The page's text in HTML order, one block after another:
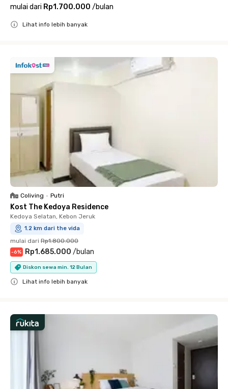
mulai dari Rp1.700.000 /bulan
Lihat info lebih banyak
Coliving • Putri
Kost The Kedoya Residence
Kedoya Selatan, Kebon Jeruk
1.2 km dari the vida
mulai dari Rp1.800.000
-6% Rp1.685.000 /bulan
Diskon sewa min. 12 Bulan
Lihat info lebih banyak